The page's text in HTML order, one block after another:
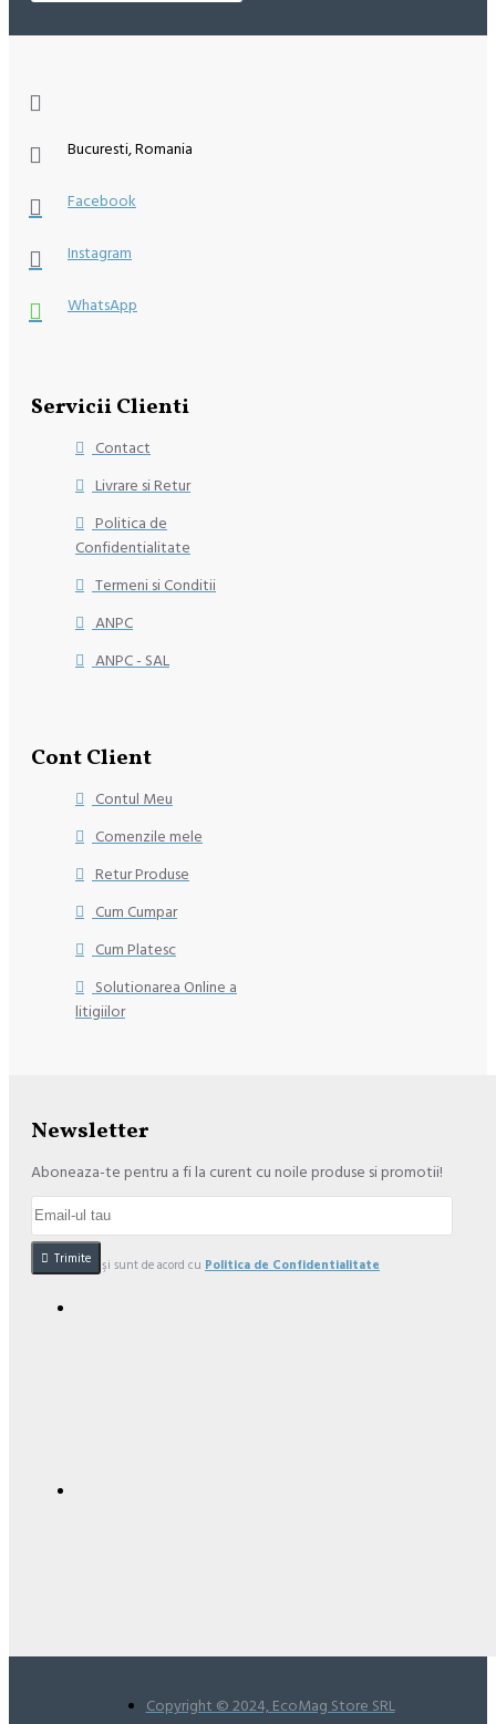
Bucuresti, Romania
Facebook
Instagram
WhatsApp
Servicii Clienti
Contact
Livrare si Retur
Politica de
Confidentialitate
Termeni si Conditii
ANPC
ANPC - SAL
Cont Client
Contul Meu
Comenzile mele
Retur Produse
Cum Cumpar
Cum Platesc
Solutionarea Online a
litigiilor
Newsletter
Aboneaza-te pentru a fi la curent cu noile produse si promotii!
Trimite
Am citit şi sunt de acord cu Politica de Confidentialitate
Copyright © 2024, EcoMag Store SRL